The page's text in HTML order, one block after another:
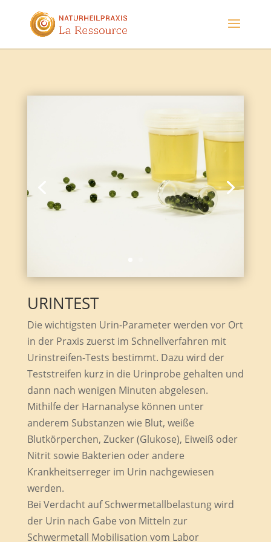
URINTEST
Die wichtigsten Urin-Parameter werden vor Ort
in der Praxis zuerst im Schnellverfahren mit
Urinstreifen-Tests bestimmt. Dazu wird der
Teststreifen kurz in die Urinprobe gehalten und
dann nach wenigen Minuten abgelesen.
Mithilfe der Harnanalyse können unter
anderem Substanzen wie Blut, weiße
Blutkörperchen, Zucker (Glukose), Eiweiß oder
Nitrit sowie Bakterien oder andere
Krankheitserreger im Urin nachgewiesen
werden.
Bei Verdacht auf Schwermetallbelastung wird
der Urin nach Gabe von Mitteln zur
Schwermetall Mobilisation vom Labor